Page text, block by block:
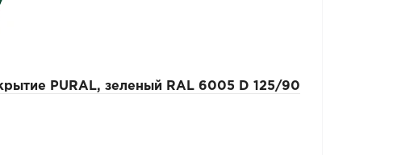
PURAL, зеленый RAL 6005 D 125/90